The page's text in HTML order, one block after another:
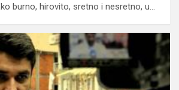
burno, hirovito, sretno i nesretno, u…